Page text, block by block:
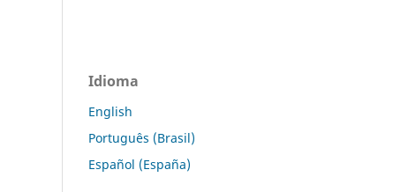
Idioma
English
Português (Brasil)
Español (España)